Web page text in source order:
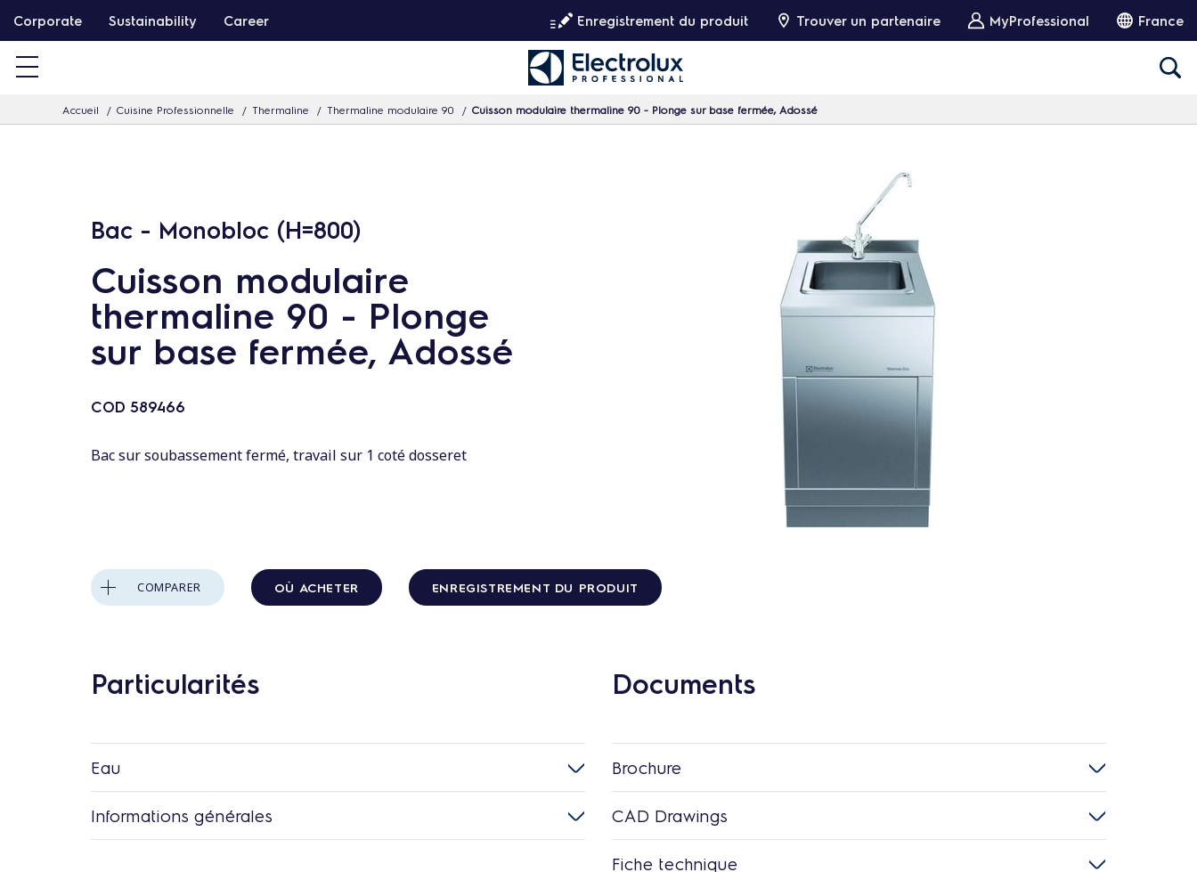
a
Corporate Sustainability Career Enregistrement du produit Trouver un partenaire MyProfessional France
Accueil Cuisine Professionnelle Thermaline Thermaline modulaire 90 Cuisson modulaire thermaline 90 - Plonge sur base fermée, Adossé
Bac - Monobloc (H=800)
Cuisson modulaire
thermaline 90 - Plonge
sur base fermée, Adossé
COD 589466
Bac sur soubassement fermé, travail sur 1 coté dosseret
COMPARER OÙ ACHETER ENREGISTREMENT DU PRODUIT
Particularités
Eau
Informations générales
Documents
Brochure
CAD Drawings
Fiche technique